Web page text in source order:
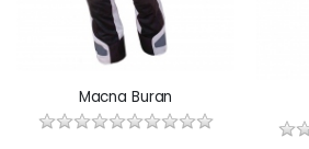
Macna Buran